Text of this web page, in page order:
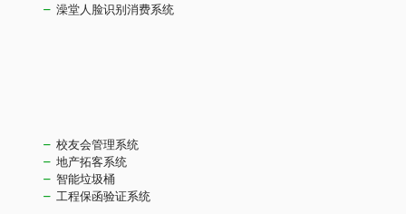
澡堂人脸识别消费系统
校友会管理系统
地产拓客系统
智能垃圾桶
工程保函验证系统